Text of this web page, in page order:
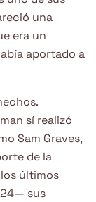
una
era un
aportado a
sí realizó
Sam Graves,
de la
los últimos
sus